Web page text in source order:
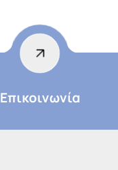
Επικοινωνία